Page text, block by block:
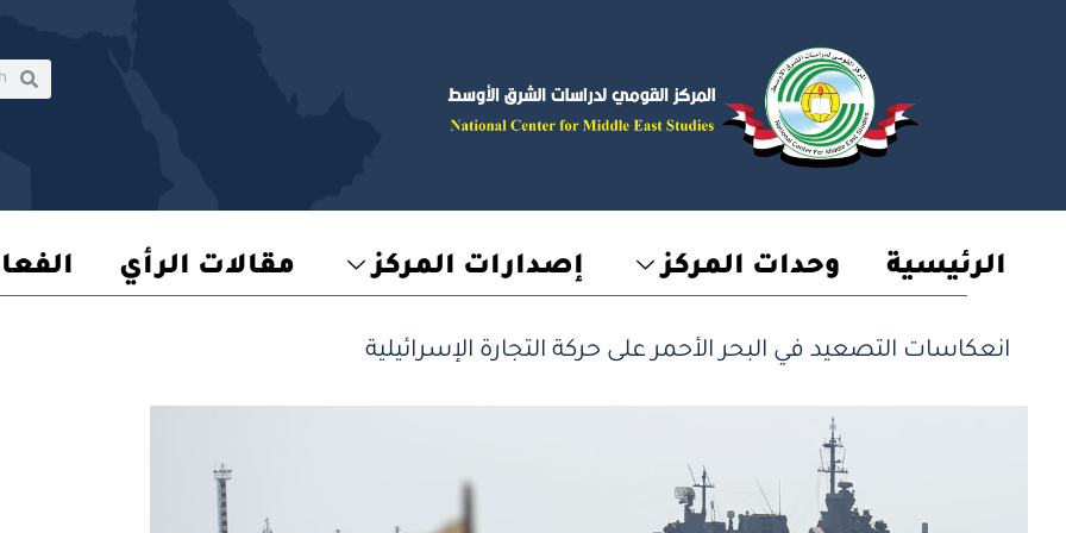
الرئيسية وحدات المركز إصدارات المركز مقالات الرأي
انعكاسات التصعيد في البحر الأحمر على حركة التجارة الإسرائيلية